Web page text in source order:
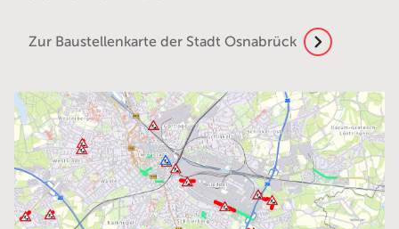
Zur Baustellenkarte der Stadt Osnabrück